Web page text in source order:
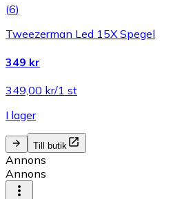
(6)
Tweezerman Led 15X Spegel
349 kr
349,00 kr/1 st
I lager
Till butik
Annons
Annons